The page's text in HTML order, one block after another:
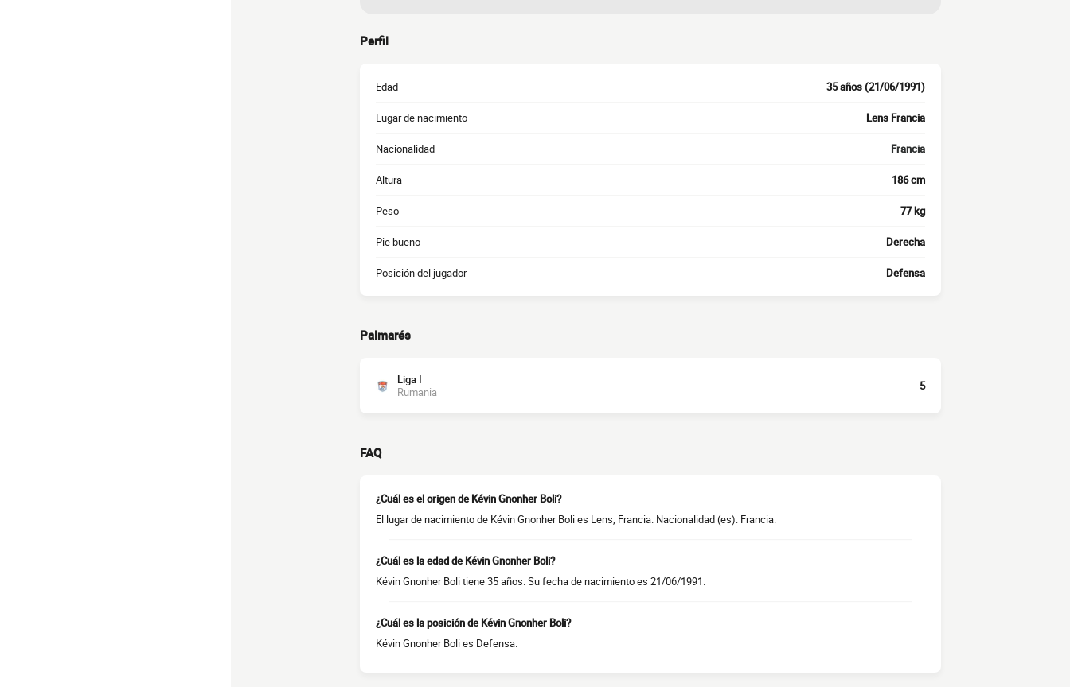
Perfil
Edad 35 años (21/06/1991)
Lugar de nacimiento Lens Francia
Nacionalidad Francia
Altura 186 cm
Peso 77 kg
Pie bueno Derecha
Posición del jugador Defensa
Palmarés
Liga I
Rumania
5
FAQ
¿Cuál es el origen de Kévin Gnonher Boli?
El lugar de nacimiento de Kévin Gnonher Boli es Lens, Francia. Nacionalidad (es): Francia.
¿Cuál es la edad de Kévin Gnonher Boli?
Kévin Gnonher Boli tiene 35 años. Su fecha de nacimiento es 21/06/1991.
¿Cuál es la posición de Kévin Gnonher Boli?
Kévin Gnonher Boli es Defensa.